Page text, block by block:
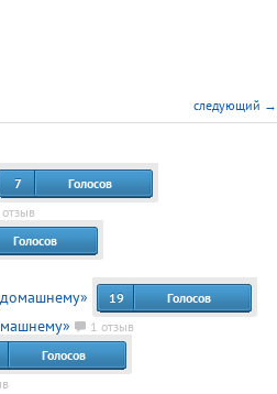
следующий →
7 Голосов
Голосов
19 Голосов
1 отзыв
Голосов